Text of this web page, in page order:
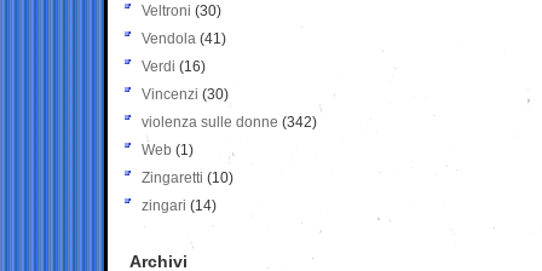
Veltroni (30)
Vendola (41)
Verdi (16)
Vincenzi (30)
violenza sulle donne (342)
Web (1)
Zingaretti (10)
zingari (14)
Archivi